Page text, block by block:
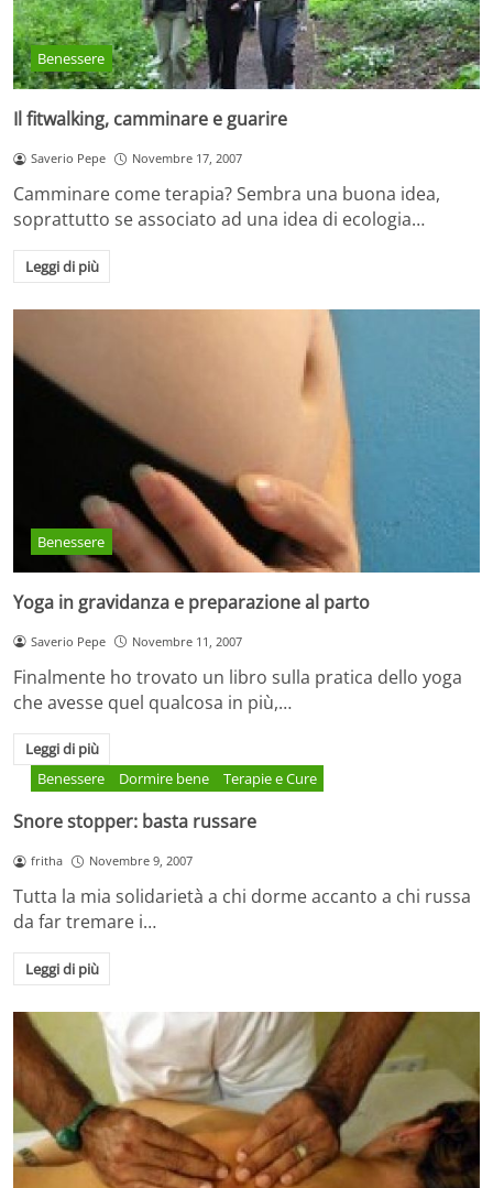
Benessere
Il fitwalking, camminare e guarire
Saverio Pepe Novembre 17, 2007
Camminare come terapia? Sembra una buona idea,
soprattutto se associato ad una idea di ecologia…
Leggi di più
Benessere
Yoga in gravidanza e preparazione al parto
Saverio Pepe Novembre 11, 2007
Finalmente ho trovato un libro sulla pratica dello yoga
che avesse quel qualcosa in più,…
Leggi di più
Benessere
Dormire bene Terapie e Cure
Snore stopper: basta russare
fritha Novembre 9, 2007
Tutta la mia solidarietà a chi dorme accanto a chi russa
da far tremare i…
Leggi di più